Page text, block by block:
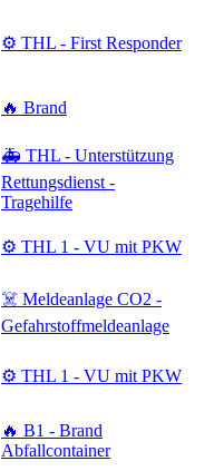
⚙️ THL - First Responder
🔥 Brand
🚑 THL - Unterstützung
Rettungsdienst -
Tragehilfe
⚙️ THL 1 - VU mit PKW
☠️ Meldeanlage CO2 -
Gefahrstoffmeldeanlage
⚙️ THL 1 - VU mit PKW
🔥 B1 - Brand
Abfallcontainer